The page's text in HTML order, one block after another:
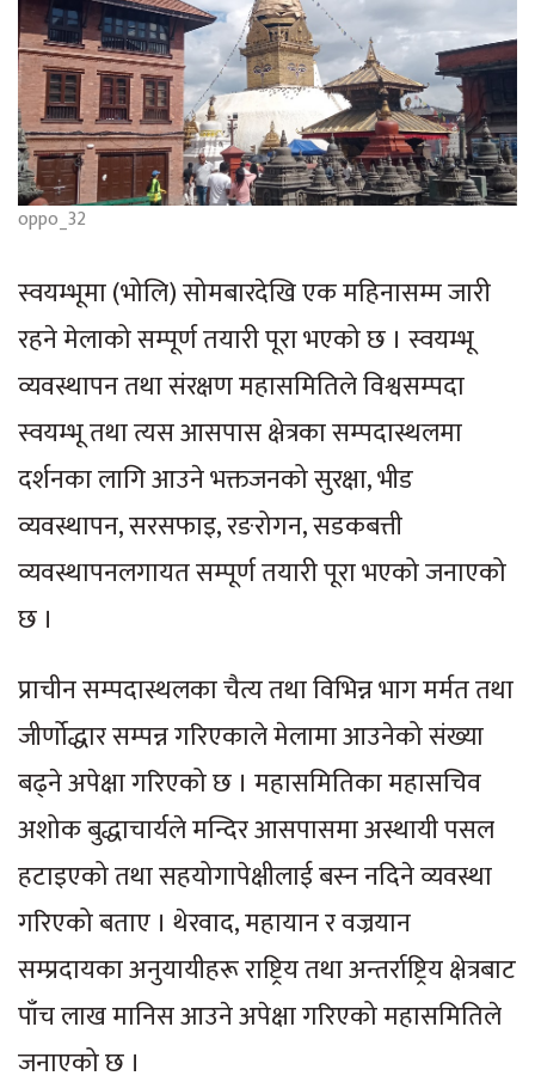
oppo_32
स्वयम्भूमा (भोलि) सोमबारदेखि एक महिनासम्म जारी
रहने मेलाको सम्पूर्ण तयारी पूरा भएको छ । स्वयम्भू
व्यवस्थापन तथा संरक्षण महासमितिले विश्वसम्पदा
स्वयम्भू तथा त्यस आसपास क्षेत्रका सम्पदास्थलमा
दर्शनका लागि आउने भक्तजनको सुरक्षा, भीड
व्यवस्थापन, सरसफाइ, रङरोगन, सडकबत्ती
व्यवस्थापनलगायत सम्पूर्ण तयारी पूरा भएको जनाएको
छ ।
प्राचीन सम्पदास्थलका चैत्य तथा विभिन्न भाग मर्मत तथा
जीर्णोद्धार सम्पन्न गरिएकाले मेलामा आउनेको संख्या
बढ्ने अपेक्षा गरिएको छ । महासमितिका महासचिव
अशोक बुद्धाचार्यले मन्दिर आसपासमा अस्थायी पसल
हटाइएको तथा सहयोगापेक्षीलाई बस्न नदिने व्यवस्था
गरिएको बताए । थेरवाद, महायान र वज्रयान
सम्प्रदायका अनुयायीहरू राष्ट्रिय तथा अन्तर्राष्ट्रिय क्षेत्रबाट
पाँच लाख मानिस आउने अपेक्षा गरिएको महासमितिले
जनाएको छ ।